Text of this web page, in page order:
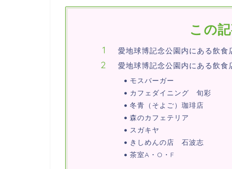
この
愛地球博記念公園内にある飲食
愛地球博記念公園内にある飲食
モスバーガー
カフェダイニング 旬彩
冬青（そよご）珈琲店
森のカフェテリア
スガキヤ
きしめんの店 石波志
茶室A・O・F